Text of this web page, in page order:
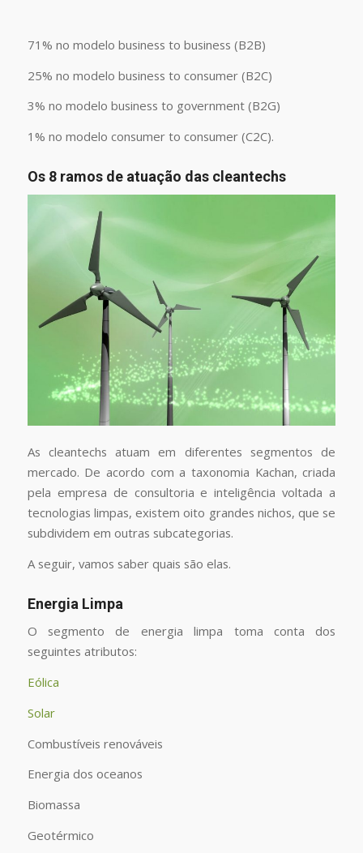
71% no modelo business to business (B2B)
25% no modelo business to consumer (B2C)
3% no modelo business to government (B2G)
1% no modelo consumer to consumer (C2C).
Os 8 ramos de atuação das cleantechs
As cleantechs atuam em diferentes segmentos de
mercado. De acordo com a taxonomia Kachan, criada
pela empresa de consultoria e inteligência voltada a
tecnologias limpas, existem oito grandes nichos, que se
subdividem em outras subcategorias.
A seguir, vamos saber quais são elas.
Energia Limpa
O segmento de energia limpa toma conta dos
seguintes atributos:
Eólica
Solar
Combustíveis renováveis
Energia dos oceanos
Biomassa
Geotérmico